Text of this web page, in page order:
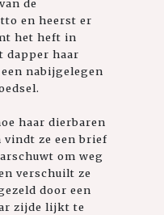
de
en heerst er
het heft in
dapper haar
nabijgelegen
haar dierbaren
vindt ze een brief
om weg
verschuilt ze
door een
zijde lijkt te